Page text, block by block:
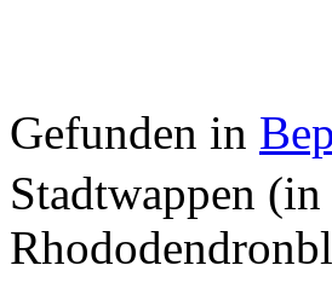
Gefunden in
Stadtwappen